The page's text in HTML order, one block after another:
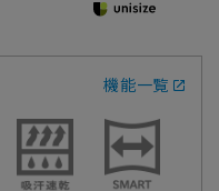
機能一覧